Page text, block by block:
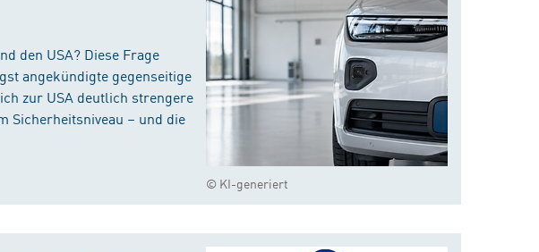
© KI-generiert
den USA? Diese Frage
angekündigte gegenseitige
zur USA deutlich strengere
Sicherheitsniveau – und die